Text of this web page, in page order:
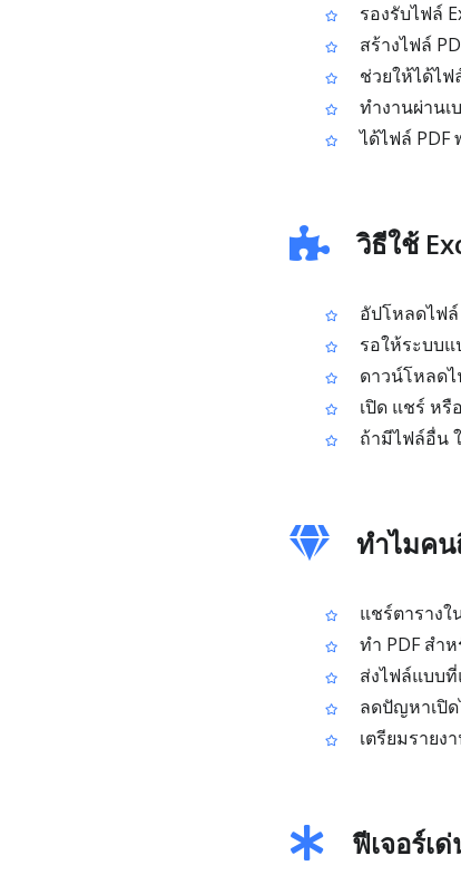
รองรับไฟล์
สร้างไฟล์
ช่วยให้ได้ไฟ
ทำงานผ่านเ
ได้ไฟล์ PDF
วิธีใช้
อัปโหลดไฟล์
รอให้ระบบแ
ดาวน์โหลดไ
เปิด แชร์ ห
ถ้ามีไฟล์อื่น
ทำไมคน
แชร์ตาราง
ทำ PDF สำ
ส่งไฟล์แบบ
ลดปัญหาเปิ
เตรียมรายง
ฟีเจอร์เ